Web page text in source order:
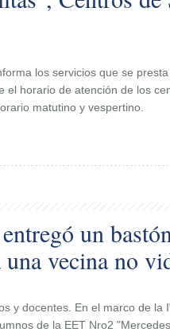
los servicios que se
el horario de atención de los
matutino y vespertino.
un
vecina no
y docentes. En el marco de la
de la EET Nro2